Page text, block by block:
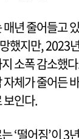
년 줄어들고
했지만, 2023
소폭 감소했
체가 줄어든
보인다.
‘떨어짐’이 3